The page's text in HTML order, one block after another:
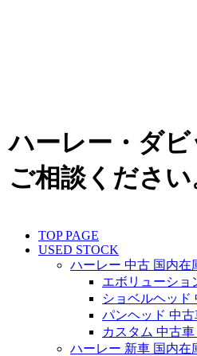
ハーレー・ダ
ご相談ください
TOP PAGE
USED STOCK
ハーレー 中古 国内在
エボリューショ
ショベルヘッド
パンヘッド 中
カスタム 中古
ハーレー 新車 国内在